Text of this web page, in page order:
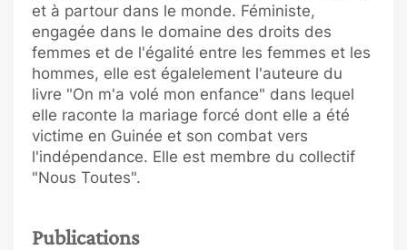
et à partour dans le monde. Féministe,
engagée dans le domaine des droits des
femmes et de l'égalité entre les femmes et les
hommes, elle est égalelement l'auteure du
livre "On m'a volé mon enfance" dans lequel
elle raconte la mariage forcé dont elle a été
victime en Guinée et son combat vers
l'indépendance. Elle est membre du collectif
"Nous Toutes".
Publications